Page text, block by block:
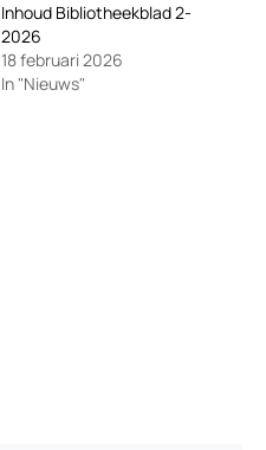
Inhoud Bibliotheekblad 2-
2026
18 februari 2026
In "Nieuws"